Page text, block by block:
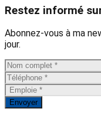
Restez informé
Abonnez-vous à ma
jour.
Envoyer